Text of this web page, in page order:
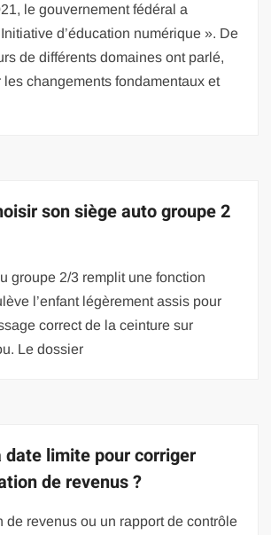
le gouvernement fédéral a
d’éducation numérique ». De
de différents domaines ont parlé,
les changements fondamentaux et
son siège auto groupe 2
groupe 2/3 remplit une fonction
l’enfant légèrement assis pour
correct de la ceinture sur
Le dossier
date limite pour corriger
de revenus ?
de revenus ou un rapport de contrôle